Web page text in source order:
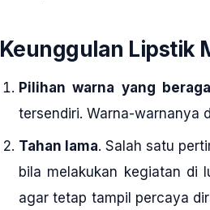
Keunggulan Lipstik
Pilihan warna yang
tersendiri. Warna-warnanya
Tahan lama. Salah satu
bila melakukan kegiatan di
agar tetap tampil percaya